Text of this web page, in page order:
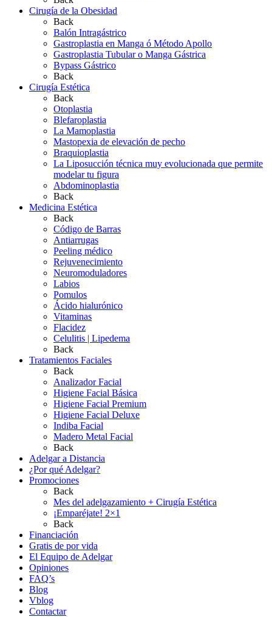
Cirugía de la Obesidad
Back
Balón Intragástrico
Gastroplastia en Manga ó Método Apollo
Gastroplastia Tubular o Manga Gástrica
Bypass Gástrico
Back
Cirugía Estética
Back
Otoplastia
Blefaroplastia
La Mamoplastia
Mastopexia de elevación de pecho
Braquioplastia
La Liposucción técnica muy evolucionada que permite
modelar tu figura
Abdominoplastia
Back
Medicina Estética
Back
Código de Barras
Antiarrugas
Peeling médico
Rejuvenecimiento
Neuromoduladores
Labios
Pomulos
Ácido hialurónico
Vitaminas
Flacidez
Celulitis | Lipedema
Back
Tratamientos Faciales
Back
Analizador Facial
Higiene Facial Básica
Higiene Facial Premium
Higiene Facial Deluxe
Indiba Facial
Madero Metal Facial
Back
Adelgar a Distancia
¿Por qué Adelgar?
Promociones
Back
Mes del adelgazamiento + Cirugía Estética
¡Emparéjate! 2×1
Back
Financiación
Gratis de por vida
El Equipo de Adelgar
Opiniones
FAQ’s
Blog
Vblog
Contactar